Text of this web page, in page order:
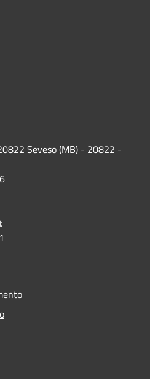
Seveso (MB) - 20822 -